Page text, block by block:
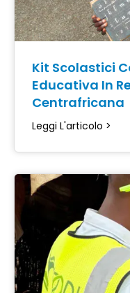
Kit Scolastici
Educativa In
Centrafricana
Leggi L'articolo >